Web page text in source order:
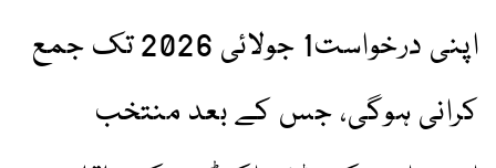
اپنی درخواست1 جولائی 2026 تک جمع
کرانی ہوگی، جس کے بعد منتخب